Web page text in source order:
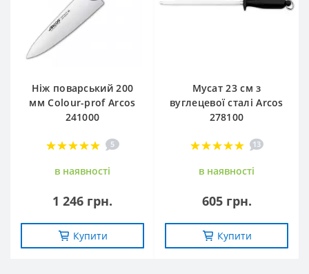
Ніж поварський 200
мм Сolour-prof Arcos
241000
5
в наявностi
1 246 грн.
Купити
Мусат 23 см з
вуглецевої сталі Arcos
278100
13
в наявностi
605 грн.
Купити